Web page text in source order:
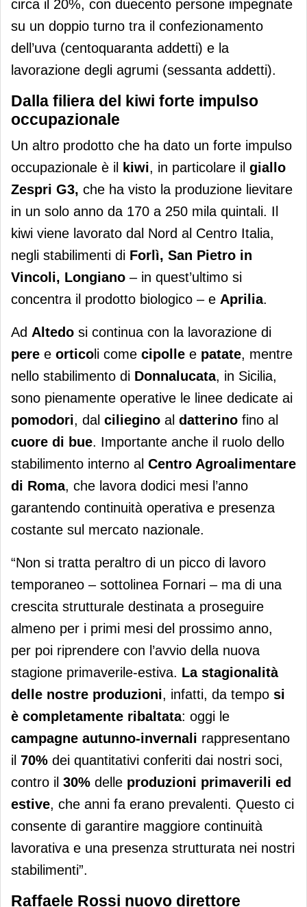
circa il 20%, con duecento persone impegnate
su un doppio turno tra il confezionamento
dell’uva (centoquaranta addetti) e la
lavorazione degli agrumi (sessanta addetti).
Dalla filiera del kiwi forte impulso
occupazionale
Un altro prodotto che ha dato un forte impulso
occupazionale è il kiwi, in particolare il giallo
Zespri G3, che ha visto la produzione lievitare
in un solo anno da 170 a 250 mila quintali. Il
kiwi viene lavorato dal Nord al Centro Italia,
negli stabilimenti di Forlì, San Pietro in
Vincoli, Longiano – in quest’ultimo si
concentra il prodotto biologico – e Aprilia.
Ad Altedo si continua con la lavorazione di
pere e ortico li come cipolle e patate, mentre
nello stabilimento di Donnalucata, in Sicilia,
sono pienamente operative le linee dedicate ai
pomodori, dal ciliegino al datterino fino al
cuore di bue. Importante anche il ruolo dello
stabilimento interno al Centro Agroalimentare
di Roma, che lavora dodici mesi l’anno
garantendo continuità operativa e presenza
costante sul mercato nazionale.
“Non si tratta peraltro di un picco di lavoro
temporaneo – sottolinea Fornari – ma di una
crescita strutturale destinata a proseguire
almeno per i primi mesi del prossimo anno,
per poi riprendere con l’avvio della nuova
stagione primaverile-estiva. La stagionalità
delle nostre produzioni, infatti, da tempo si
è completamente ribaltata: oggi le
campagne autunno-invernali rappresentano
il 70% dei quantitativi conferiti dai nostri soci,
contro il 30% delle produzioni primaverili ed
estive, che anni fa erano prevalenti. Ǫuesto ci
consente di garantire maggiore continuità
lavorativa e una presenza strutturata nei nostri
stabilimenti”.
Raffaele Rossi nuovo direttore